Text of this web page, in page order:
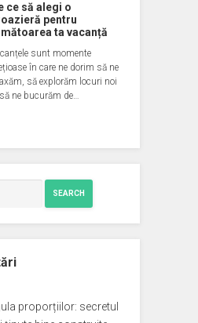
ce să alegi o
pentru
ta vacanță
sunt momente
în care ne dorim să ne
să explorăm locuri noi
ne bucurăm de…
SEARCH
proporțiilor: secretul